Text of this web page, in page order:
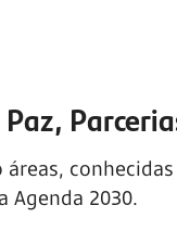
Agenda 2030.